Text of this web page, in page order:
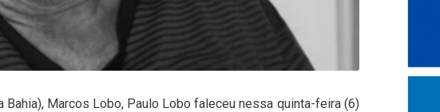
Bahia), Marcos Lobo, Paulo Lobo faleceu nessa quinta-feira (6)